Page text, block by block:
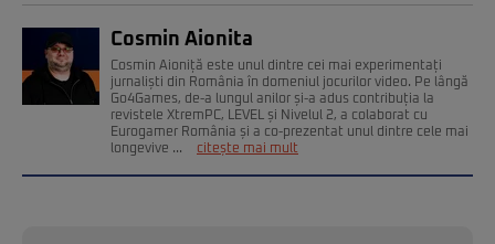
Cosmin Aionita
Cosmin Aioniță este unul dintre cei mai experimentați
jurnaliști din România în domeniul jocurilor video. Pe lângă
Go4Games, de-a lungul anilor și-a adus contribuția la
revistele XtremPC, LEVEL și Nivelul 2, a colaborat cu
Eurogamer România și a co-prezentat unul dintre cele mai
longevive ...
citește mai mult